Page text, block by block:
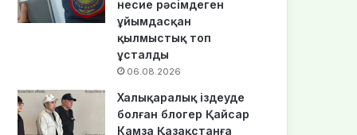
несие рәсімдеген
ұйымдасқан
қылмыстық топ
ұсталды
06.08.2026
Халықаралық іздеуде
болған блогер Қайсар
Камза Қазақстанға